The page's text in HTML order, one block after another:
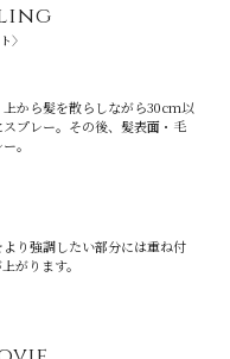
〉
から髪を散らしながら30cm以
プレー。その後、 髪表面・毛
。
より強調したい部分には重ね付
がります。